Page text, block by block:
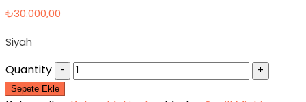
₺30.000,00
Siyah
Quantity
Sepete Ekle